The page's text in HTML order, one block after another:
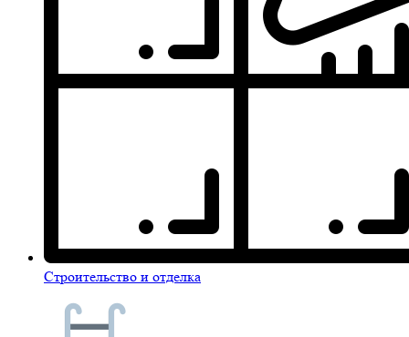
Строительство и отделка